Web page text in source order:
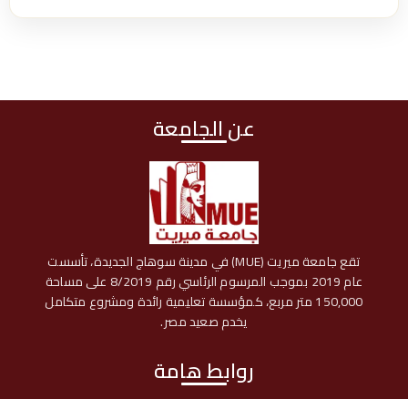
عن الجامعة
تقع جامعة ميريت (MUE) في مدينة سوهاج الجديدة، تأسست
عام 2019 بموجب المرسوم الرئاسي رقم 8/2019 على مساحة
150,000 متر مربع، كمؤسسة تعليمية رائدة ومشروع متكامل
يخدم صعيد مصر.
روابط هامة